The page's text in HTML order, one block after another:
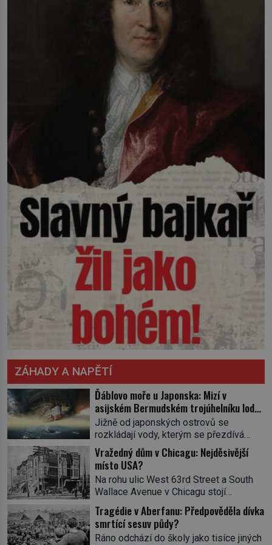
ZÁHADY A NAPĚTÍ
Ďáblovo moře u Japonska: Mizí v
asijském Bermudském trojúhelníku lodě
ve spárech neznámé síly?
Jižně od japonských ostrovů se
rozkládají vody, kterým se přezdívá
Ďáblovo moře. Vypráví se o lodích
mizejících beze stopy, podivných
světlech, zrádných proudech i mořských
dracích, kteří měli tyto končiny střežit už
v dávných legendách. Je tichomořský
Dračí trojúhelník skutečně prokletým
místem, nebo se zde jen nebezpečná
příroda proměnila v jednu z
Vražedný dům v Chicagu: Nejděsivější
místo USA?
Na rohu ulic West 63rd Street a South
Wallace Avenue v Chicagu stojí
nenápadná pošta. Nemá žádný speciální
nápis ani pamětní desku. A přesto prý
místní zaměstnanci neradi chodí do
sklepa. Právě tady totiž sídlil sériový
Tragédie v Aberfanu: Předpověděla dívka
smrtící sesuv půdy?
Ráno odchází do školy jako tisíce jiných